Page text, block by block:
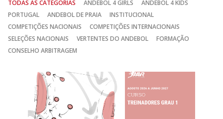
TODAS AS CATEGORIAS ANDEBOL 4 GIRLS
ANDEBOL 4 KIDS
PORTUGAL
ANDEBOL DE PRAIA
INSTITUCIONAL
COMPETIÇÕES NACIONAIS
COMPETIÇÕES INTERNACIONAIS
SELEÇÕES NACIONAIS
VERTENTES DO ANDEBOL
FORMAÇÃO
CONSELHO ARBITRAGEM
Anterior